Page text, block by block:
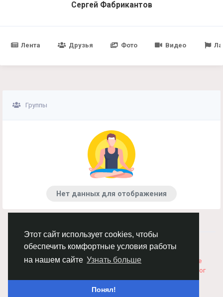
Этот сайт использует cookies, чтобы
обеспечить комфортные условия работы
на нашем сайте Узнать больше
Понял!
Сергей Фабрикантов
Лента Друзья Фото Видео
Группы
Нет данных для отображения
© 2026 Chimba!
Русский
Правила размещения и покупки товаров
Как добавить
вакансию
Правила размещения статей
Соглашение
Каталог